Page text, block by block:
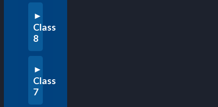
Class
8
Class
7